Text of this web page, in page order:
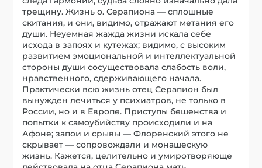
трещину. Жизнь о. Серапиона — сплошные
скитания, и они, видимо, отражают метания его
души. Неуемная жажда жизни искала себе
исхода в запоях и кутежах; видимо, с высоким
развитием эмоциональной и интеллектуальной
стороны души сосуществовала слабость воли,
нравственного, сдерживающего начала.
Практически всю жизнь отец Серапион был
вынужден лечиться у психиатров, не только в
России, но и в Европе. Приступы бешенства и
попытки к самоубийству происходили и на
Афоне; запои и срывы — Флоренский этого не
скрывает — сопровождали и монашескую
жизнь. Кажется, целительно и умиротворяюще